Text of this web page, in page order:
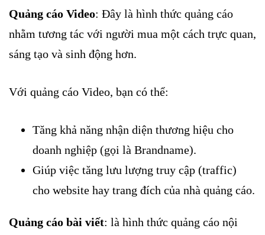
Quảng cáo Video: Đây là hình thức quảng cáo
nhằm tương tác với người mua một cách trực quan,
sáng tạo và sinh động hơn.
Với quảng cáo Video, bạn có thể:
Tăng khả năng nhận diện thương hiệu cho
doanh nghiệp (gọi là Brandname).
Giúp việc tăng lưu lượng truy cập (traffic)
cho website hay trang đích của nhà quảng cáo.
Quảng cáo bài viết: là hình thức quảng cáo nội